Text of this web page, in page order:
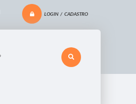
LOGIN / CADASTRO